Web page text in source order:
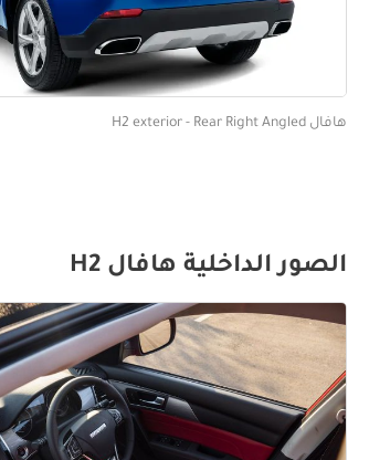
هافال H2 exterior - Rear Right Angled
الصور الداخلية هافال H2